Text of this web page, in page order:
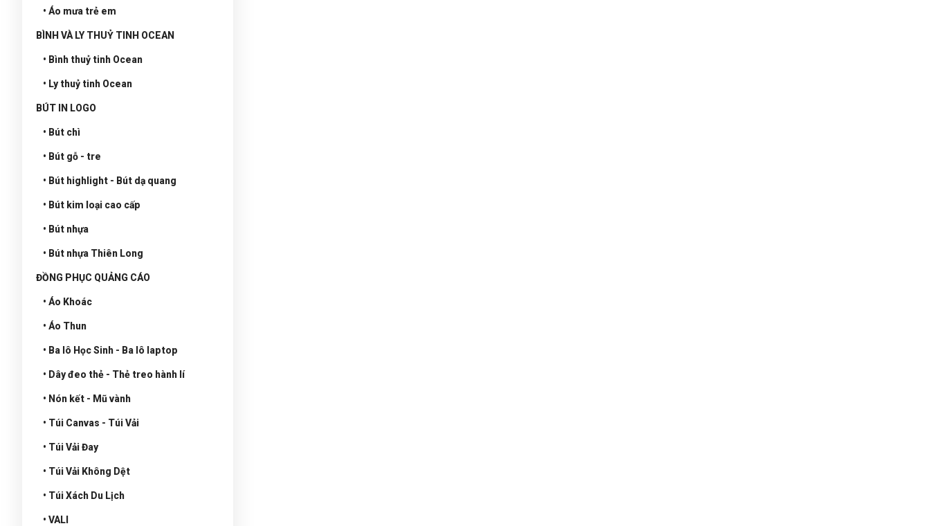
• Áo mưa trẻ em
BÌNH VÀ LY THUỶ TINH OCEAN
• Bình thuỷ tinh Ocean
• Ly thuỷ tinh Ocean
BÚT IN LOGO
• Bút chì
• Bút gỗ - tre
• Bút highlight - Bút dạ quang
• Bút kim loại cao cấp
• Bút nhựa
• Bút nhựa Thiên Long
ĐỒNG PHỤC QUẢNG CÁO
• Áo Khoác
• Áo Thun
• Ba lô Học Sinh - Ba lô laptop
• Dây đeo thẻ - Thẻ treo hành lí
• Nón kết - Mũ vành
• Túi Canvas - Túi Vải
• Túi Vải Đay
• Túi Vải Không Dệt
• Túi Xách Du Lịch
• VALI